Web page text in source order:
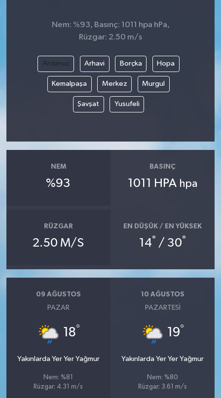
Nem: %93, Basınç: 1011 hpa hPa,
Rüzgar: 2.50 m/s
Ardanuç Arhavi Borçka Hopa
Kemalpaşa Merkez Murgul
Şavşat Yusufeli
NEM
%93
BASINÇ
1011 HPA hpa
RÜZGAR
2.50 M/S
EN DÜŞÜK / EN YÜKSEK
14° / 30°
09 AĞUSTOS
PAZAR
18°
Yakınlarda Yer Yer Yağmur
Nem: %81
Rüzgar: 4.31 m/s
10 AĞUSTOS
PAZARTESI
19°
Yakınlarda Yer Yer Yağmur
Nem: %80
Rüzgar: 3.61 m/s